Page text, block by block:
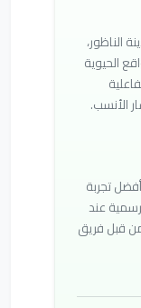
الناظور،
الحيوية
الأنسب.
تجربة
عند
قبل فريق